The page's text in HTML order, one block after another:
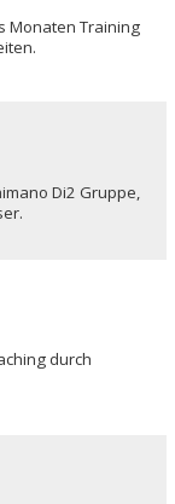
Monaten Training
Di2 Gruppe,
durch